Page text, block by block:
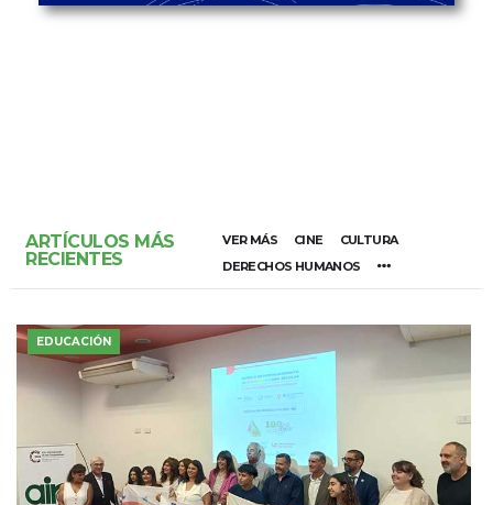
ARTÍCULOS MÁS
RECIENTES
VER MÁS CINE
CULTURA
DERECHOS HUMANOS
EDUCACIÓN